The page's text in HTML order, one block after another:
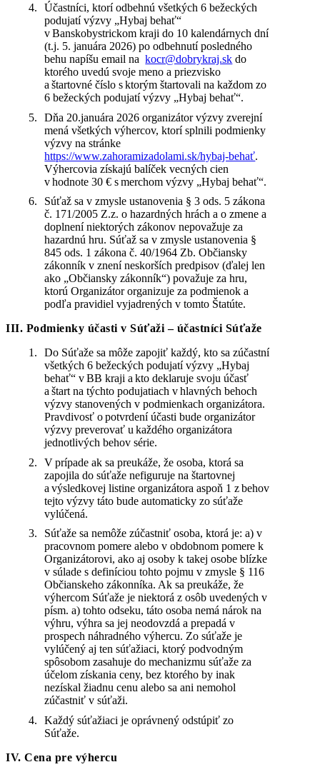
Účastníci, ktorí odbehnú všetkých 6 bežeckých
podujatí výzvy „Hybaj behať“
v Banskobystrickom kraji do 10 kalendárnych dní
(t.j. 5. januára 2026) po odbehnutí posledného
behu napíšu email nakocr@dobrykraj.sk do
ktorého uvedú svoje meno a priezvisko
a štartovné číslo s ktorým štartovali na každom zo
6 bežeckých podujatí výzvy „Hybaj behať“.
Dňa 20.januára 2026 organizátor výzvy zverejní
mená všetkých výhercov, ktorí splnili podmienky
výzvy na stránke
https://www.zahoramizadolami.sk/hybaj-behať.
Výhercovia získajú balíček vecných cien
v hodnote 30 € s merchom výzvy „Hybaj behať“.
Súťaž sa v zmysle ustanovenia § 3 ods. 5 zákona
č. 171/2005 Z.z. o hazardných hrách a o zmene a
doplnení niektorých zákonov nepovažuje za
hazardnú hru. Súťaž sa v zmysle ustanovenia §
845 ods. 1 zákona č. 40/1964 Zb. Občiansky
zákonník v znení neskorších predpisov (ďalej len
ako „Občiansky zákonník“) považuje za hru,
ktorú Organizátor organizuje za podmienok a
podľa pravidiel vyjadrených v tomto Štatúte.
III. Podmienky účasti v Súťaži – účastníci Súťaže
Do Súťaže sa môže zapojiť každý, kto sa zúčastní
všetkých 6 bežeckých podujatí výzvy „Hybaj
behať“ v BB kraji a kto deklaruje svoju účasť
a štart na týchto podujatiach v hlavných behoch
výzvy stanovených v podmienkach organizátora.
Pravdivosť o potvrdení účasti bude organizátor
výzvy preverovať u každého organizátora
jednotlivých behov série.
V prípade ak sa preukáže, že osoba, ktorá sa
zapojila do súťaže nefiguruje na štartovnej
a výsledkovej listine organizátora aspoň 1 z behov
tejto výzvy táto bude automaticky zo súťaže
vylúčená.
Súťaže sa nemôže zúčastniť osoba, ktorá je: a) v
pracovnom pomere alebo v obdobnom pomere k
Organizátorovi, ako aj osoby k takej osobe blízke
v súlade s definíciou tohto pojmu v zmysle § 116
Občianskeho zákonníka. Ak sa preukáže, že
výhercom Súťaže je niektorá z osôb uvedených v
písm. a) tohto odseku, táto osoba nemá nárok na
výhru, výhra sa jej neodovzdá a prepadá v
prospech náhradného výhercu. Zo súťaže je
vylúčený aj ten súťažiaci, ktorý podvodným
spôsobom zasahuje do mechanizmu súťaže za
účelom získania ceny, bez ktorého by inak
nezískal žiadnu cenu alebo sa ani nemohol
zúčastniť v súťaži.
Každý súťažiaci je oprávnený odstúpiť zo
Súťaže.
IV. Cena pre výhercu